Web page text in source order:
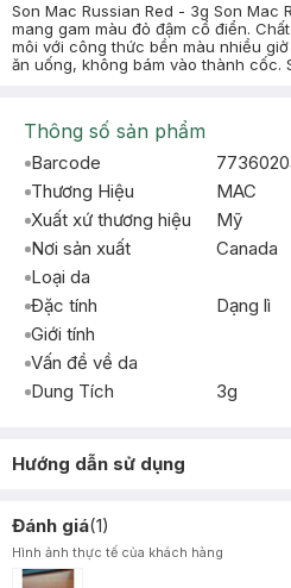
Son Mac Russian Red - 3g Son Mac
mang gam màu đỏ đậm cổ điển.
môi với công thức bền màu nhiều
ăn uống, không bám vào thành cốc.
Thông số sản phẩm
Barcode
Thương Hiệu
MAC
Xuất xứ thương hiệu
Mỹ
Nơi sản xuất
Canada
Loại da
Đặc tính
Dạng lì
Giới tính
Vấn đề về da
Dung Tích
3g
Hướng dẫn sử dụng
Đánh giá(1)
Hình ảnh thực tế của khách hàng